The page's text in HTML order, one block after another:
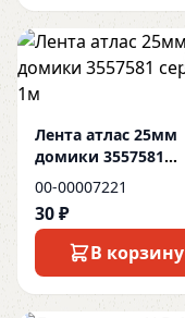
Лента атлас 25мм
домики 3557581
серый 1м
00-00007221
30 ₽
В корзину